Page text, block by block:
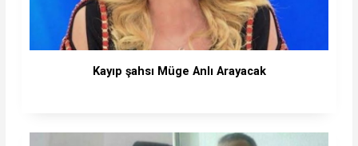
Kayıp şahsı Müge Anlı Arayacak